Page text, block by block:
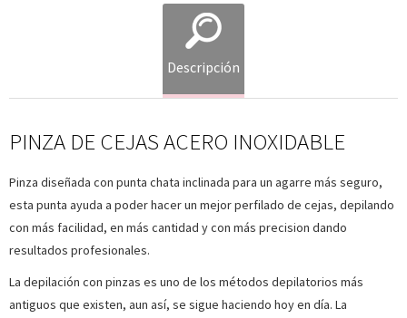
Descripción
PINZA DE CEJAS ACERO INOXIDABLE
Pinza diseñada con punta chata inclinada para un agarre más seguro,
esta punta ayuda a poder hacer un mejor perfilado de cejas, depilando
con más facilidad, en más cantidad y con más precision dando
resultados profesionales.
La depilación con pinzas es uno de los métodos depilatorios más
antiguos que existen, aun así, se sigue haciendo hoy en día. La